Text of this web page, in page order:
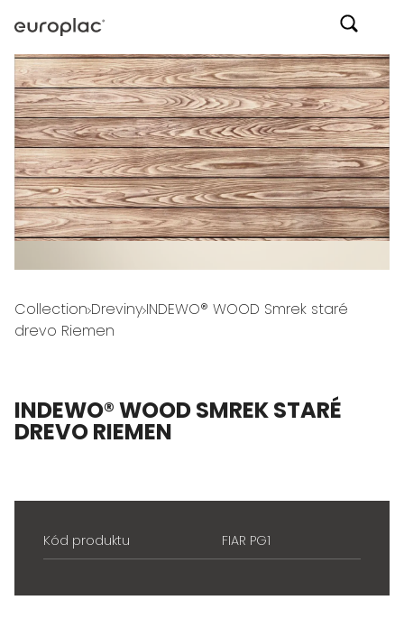
Collection Dreviny INDEWO® WOOD Smrek staré
drevo Riemen
INDEWO® WOOD SMREK STARÉ
DREVO RIEMEN
Kód produktu FIAR PG1